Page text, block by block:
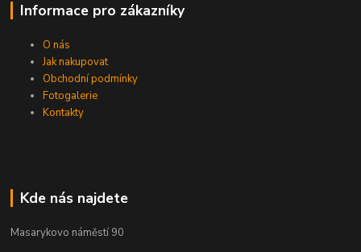
Informace pro zákazníky
O nás
Jak nakupovat
Obchodní podmínky
Fotogalerie
Kontakty
Kde nás najdete
Masarykovo náměstí 90